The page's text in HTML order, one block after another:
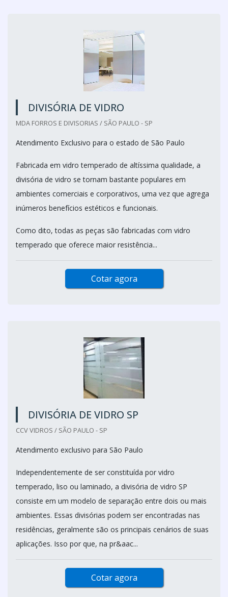
DIVISÓRIA DE VIDRO
MDA FORROS E DIVISORIAS / SÃO PAULO - SP
Atendimento Exclusivo para o estado de São Paulo
Fabricada em vidro temperado de altíssima qualidade, a
divisória de vidro se tornam bastante populares em
ambientes comerciais e corporativos, uma vez que agrega
inúmeros benefícios estéticos e funcionais.
Como dito, todas as peças são fabricadas com vidro
temperado que oferece maior resistência...
Cotar agora
DIVISÓRIA DE VIDRO SP
CCV VIDROS / SÃO PAULO - SP
Atendimento exclusivo para São Paulo
Independentemente de ser constituída por vidro
temperado, liso ou laminado, a divisória de vidro SP
consiste em um modelo de separação entre dois ou mais
ambientes. Essas divisórias podem ser encontradas nas
residências, geralmente são os principais cenários de suas
aplicações. Isso por que, na pr&aac...
Cotar agora